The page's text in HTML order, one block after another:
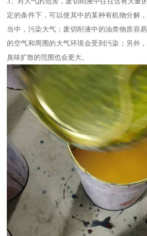
定的条件下，可以使其中的某种有机物分解
当中，污染大气；废切削液中的油类物质容
的空气和周围的大气环境会受到污染；另外
臭味扩散的范围也会更大。